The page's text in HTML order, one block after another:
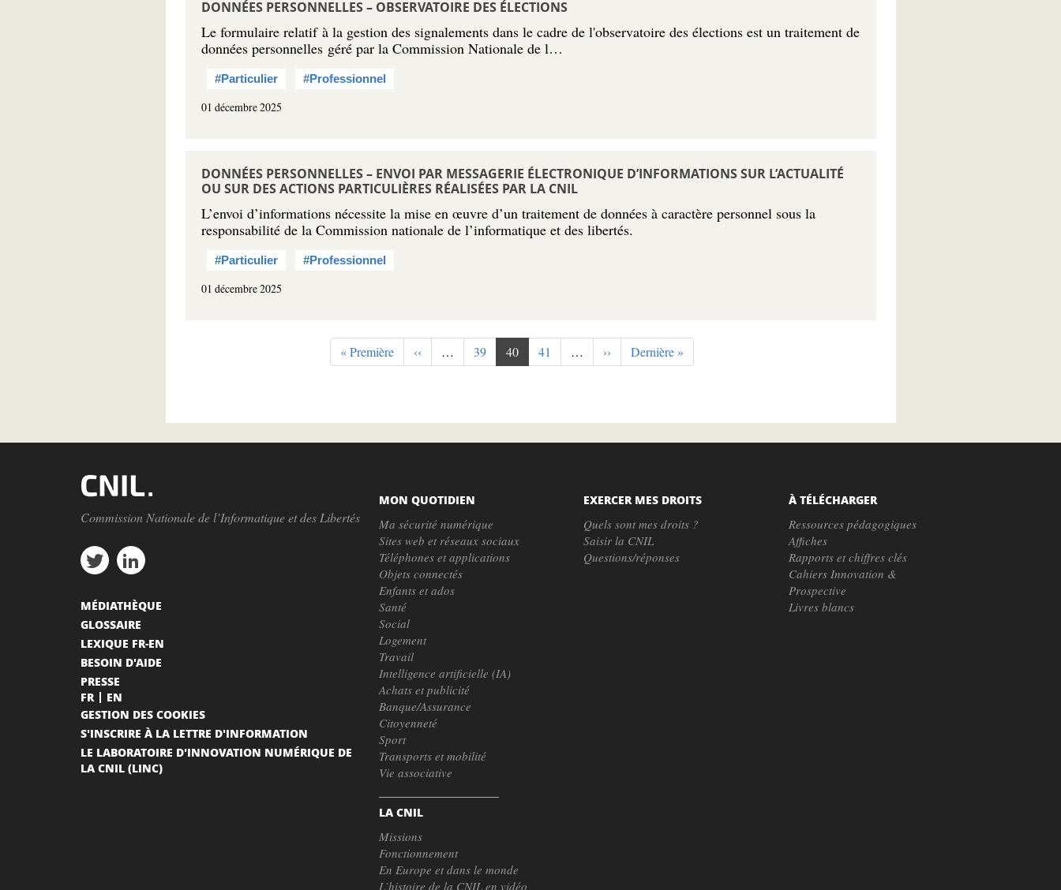
DONNÉES PERSONNELLES – OBSERVATOIRE DES ÉLECTIONS
Le formulaire relatif à la gestion des signalements dans le cadre de l'observatoire des élections est un traitement de
données personnelles géré par la Commission Nationale de l…
#Particulier #Professionnel
01 décembre 2025
DONNÉES PERSONNELLES – ENVOI PAR MESSAGERIE ÉLECTRONIQUE D’INFORMATIONS SUR L’ACTUALITÉ
OU SUR DES ACTIONS PARTICULIÈRES RÉALISÉES PAR LA CNIL
L’envoi d’informations nécessite la mise en œuvre d’un traitement de données à caractère personnel sous la
responsabilité de la Commission nationale de l’informatique et des libertés.
#Particulier #Professionnel
01 décembre 2025
Première
page
« Première
Page
précédente
‹‹ … Page
39
Page
courante
40 Page
41 …
Page
suivante
››
Dernière
page
Dernière »
Commission Nationale de l’Informatique et des Libertés
MON QUOTIDIEN
Ma sécurité numérique
Sites web et réseaux sociaux
Téléphones et applications
Objets connectés
Enfants et ados
Santé
Social
Logement
Travail
Intelligence artificielle (IA)
Achats et publicité
Banque/Assurance
Citoyenneté
Sport
Transports et mobilité
Vie associative
LA CNIL
Missions
Fonctionnement
En Europe et dans le monde
L’histoire de la CNIL en vidéo
EXERCER MES DROITS
Quels sont mes droits ?
Saisir la CNIL
Questions/réponses
À TÉLÉCHARGER
Ressources pédagogiques
Affiches
Rapports et chiffres clés
Cahiers Innovation &
Prospective
Livres blancs
MÉDIATHÈQUE
GLOSSAIRE
LEXIQUE FR-EN
BESOIN D'AIDE
PRESSE
FR
EN
GESTION DES COOKIES
S'INSCRIRE À LA LETTRE D'INFORMATION
LE LABORATOIRE D'INNOVATION NUMÉRIQUE DE
LA CNIL (LINC)